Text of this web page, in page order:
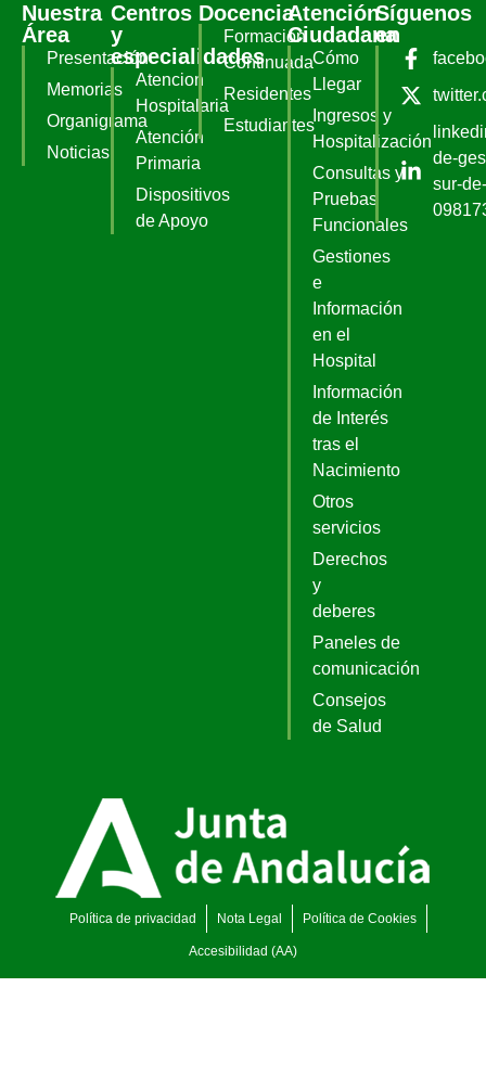
Nuestra
Área
Presentación
Memorias
Organigrama
Noticias
Centros
y
especialidades
Atencion
Hospitalaria
Atención
Primaria
Dispositivos
de Apoyo
Docencia
Formación
Continuada
Residentes
Estudiantes
Atención
Ciudadana
Cómo
Llegar
Ingresos y
Hospitalización
Consultas y
Pruebas
Funcionales
Gestiones
e
Información
en el
Hospital
Información
de Interés
tras el
Nacimiento
Otros
servicios
Derechos
y
deberes
Paneles de
comunicación
Consejos
de Salud
Síguenos
en
de-
sur-
Política de privacidad Nota Legal Política de Cookies
Accesibilidad (AA)